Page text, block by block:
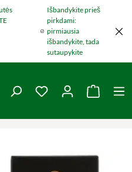
Išbandykite prieš
pirkdami:
pirmiausia
išbandykite, tada
sutaupykite
You have 0 wishlist